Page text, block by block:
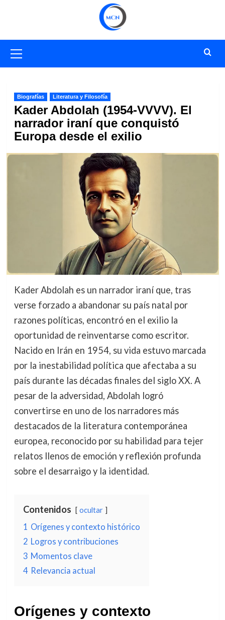
primario
Biografías Literatura y Filosofía
Kader Abdolah (1954-VVVV). El
narrador iraní que conquistó
Europa desde el exilio
Kader Abdolah es un narrador iraní que, tras
verse forzado a abandonar su país natal por
razones políticas, encontró en el exilio la
oportunidad de reinventarse como escritor.
Nacido en Irán en 1954, su vida estuvo marcada
por la inestabilidad política que afectaba a su
país durante las décadas finales del siglo XX. A
pesar de la adversidad, Abdolah logró
convertirse en uno de los narradores más
destacados de la literatura contemporánea
europea, reconocido por su habilidad para tejer
relatos llenos de emoción y reflexión profunda
sobre el desarraigo y la identidad.
Contenidos ocultar
1 Orígenes y contexto histórico
2 Logros y contribuciones
3 Momentos clave
4 Relevancia actual
Orígenes y contexto